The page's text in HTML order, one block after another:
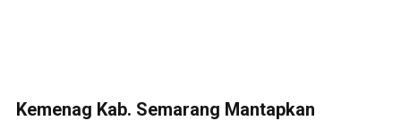
Kemenag Kab. Semarang Mantapkan